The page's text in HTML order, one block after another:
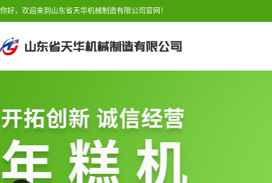
你好，欢迎来到山东省天华机械制造有限公司官网！